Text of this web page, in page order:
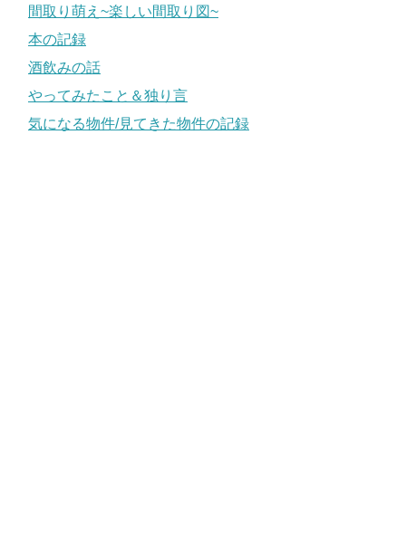
間取り萌え~楽しい間取り図~
本の記録
酒飲みの話
やってみたこと＆独り言
気になる物件/見てきた物件の記録